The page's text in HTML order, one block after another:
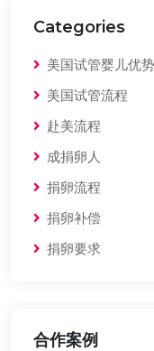
Categories
美国试管婴儿优势
美国试管流程
赴美流程
成捐卵人
捐卵流程
捐卵补偿
捐卵要求
合作案例